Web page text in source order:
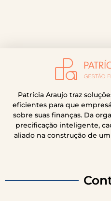
Patrícia Araujo traz
eficientes para que
sobre suas finanças. Da
precificação inteligente,
aliado na construção de